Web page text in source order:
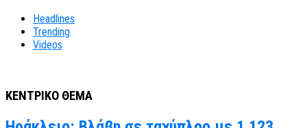
Headlines
Trending
Videos
ΚΕΝΤΡΙΚΟ ΘΕΜΑ